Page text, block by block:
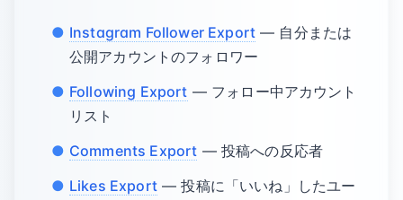
Instagram Follower Export — 自分または
公開アカウントのフォロワー
Following Export — フォロー中アカウント
リスト
Comments Export — 投稿への反応者
Likes Export— 投稿に「いいね」したユー